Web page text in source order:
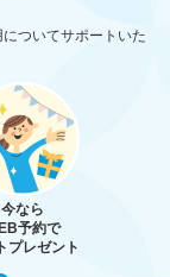
ついてサポートいた
今なら
予約で
プレゼント